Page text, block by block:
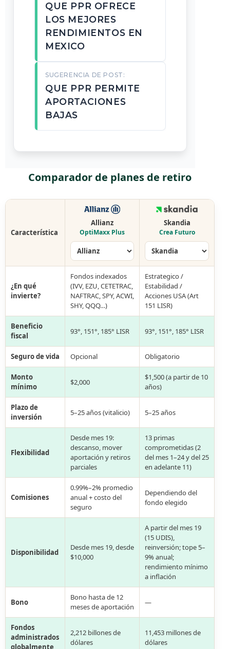
QUE PPR OFRECE
LOS MEJORES
RENDIMIENTOS EN
MEXICO
SUGERENCIA DE POST:
QUE PPR PERMITE
APORTACIONES
BAJAS
Comparador de planes de retiro
Característica
Allianz
OptiMaxx Plus
Skandia
Crea Futuro
¿En qué
invierte?
Fondos indexados
(IVV, EZU, CETETRAC,
NAFTRAC, SPY, ACWI,
SHY, QQQ…)
Estrategico /
Estabilidad /
Acciones USA (Art
151 LISR)
Beneficio
fiscal
93°, 151°, 185° LISR 93°, 151°, 185° LISR
Seguro de vida Opcional Obligatorio
Monto
mínimo
$2,000
$1,500 (a partir de 10
años)
Plazo de
inversión
5–25 años (vitalicio) 5–25 años
Flexibilidad
Desde mes 19:
descanso, mover
aportación y retiros
parciales
13 primas
comprometidas (2
del mes 1–24 y del 25
en adelante 11)
Comisiones
0.99%–2% promedio
anual + costo del
seguro
Dependiendo del
fondo elegido
Disponibilidad
Desde mes 19, desde
$10,000
A partir del mes 19
(15 UDIS),
reinversión; tope 5–
9% anual;
rendimiento mínimo
a inflación
Bono
Bono hasta de 12
meses de aportación
—
Fondos
administrados
globalmente
2,212 billones de
dólares
11,453 millones de
dólares